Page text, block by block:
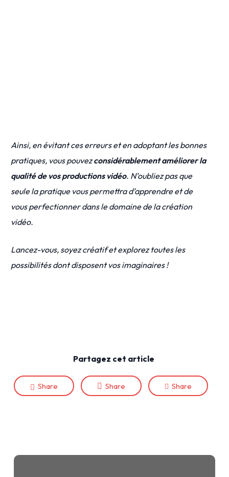
Ainsi, en évitant ces erreurs et en adoptant les bonnes
pratiques, vous pouvezconsidérablement améliorer la
qualité de vos productions vidéo. N’oubliez pas que
seule la pratique vous permettra d’apprendre et de
vous perfectionner dans le domaine de la création
vidéo.
Lancez-vous, soyez créatif et explorez toutes les
possibilités dont disposent vos imaginaires !
Partagez cet article
Share Share Share